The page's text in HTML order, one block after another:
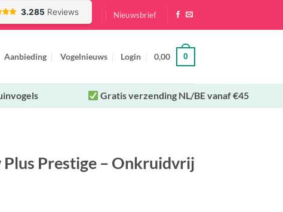
Nieuwsbrief
Aanbieding Vogelnieuws Login 0,00 0
Gratis verzending NL/BE vanaf €45
Prestige – Onkruidvrij